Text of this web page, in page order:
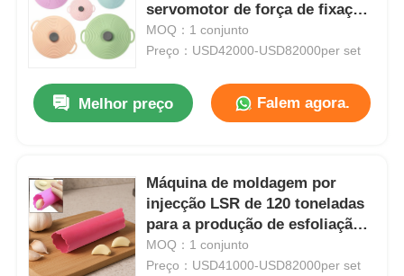
servomotor de força de fixação
de 160 toneladas e alta precisão
MOQ：1 conjunto
Preço：USD42000-USD82000per set
Melhor preço Falem agora.
Máquina de moldagem por
injecção LSR de 120 toneladas
para a produção de esfoliação
automática de alho de
qualidade alimentar
MOQ：1 conjunto
Preço：USD41000-USD82000per set